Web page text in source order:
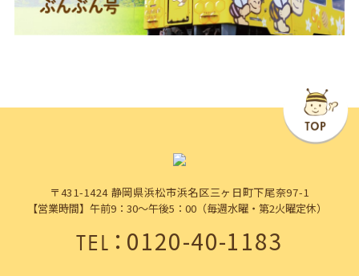
〒431-1424 静岡県浜松市浜名区三ヶ日町下尾奈97-1
【営業時間】午前9：30～午後5：00（毎週水曜・第2火曜定休）
TEL：0120-40-1183